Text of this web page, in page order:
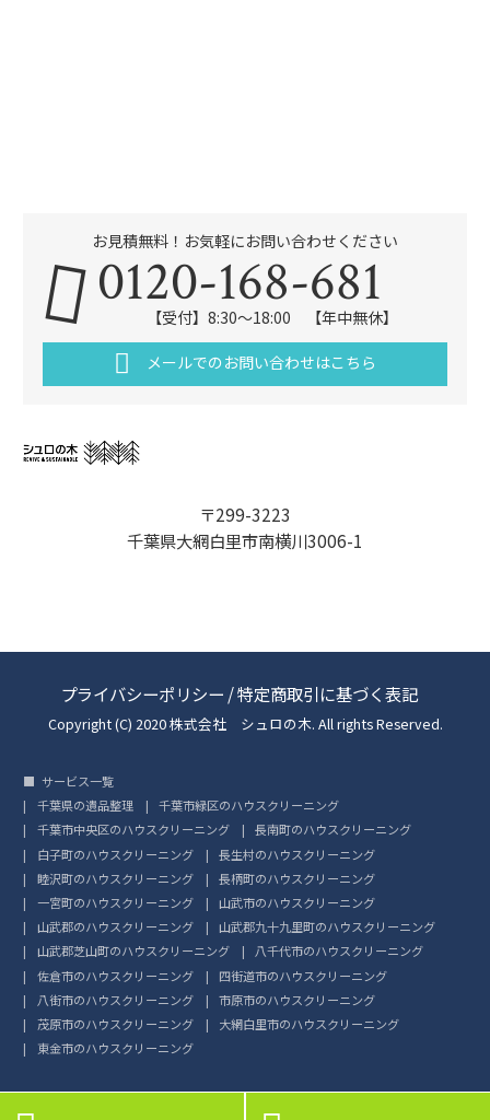
〒299-3223
千葉県大網白里市南横川3006-1
お見積無料！お気軽にお問い合わせください
0120-168-681
【受付】8:30～18:00 【年中無休】
メールでのお問い合わせはこちら
プライバシーポリシー /特定商取引に基づく表記
Copyright (C) 2020 株式会社 シュロの木. All rights Reserved.
サービス一覧
千葉県の遺品整理
千葉市緑区のハウスクリーニング
千葉市中央区のハウスクリーニング
長南町のハウスクリーニング
白子町のハウスクリーニング
長生村のハウスクリーニング
睦沢町のハウスクリーニング
長柄町のハウスクリーニング
一宮町のハウスクリーニング
山武市のハウスクリーニング
山武郡のハウスクリーニング
山武郡九十九里町のハウスクリーニング
山武郡芝山町のハウスクリーニング
八千代市のハウスクリーニング
佐倉市のハウスクリーニング
四街道市のハウスクリーニング
八街市のハウスクリーニング
市原市のハウスクリーニング
茂原市のハウスクリーニング
大網白里市のハウスクリーニング
東金市のハウスクリーニング